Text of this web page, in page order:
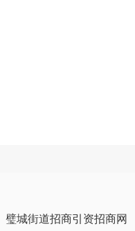
璧城街道招商引资招商网